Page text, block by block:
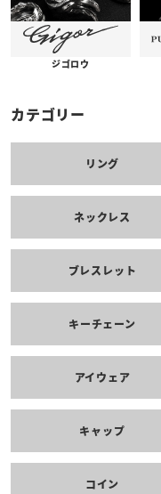
ジゴロウ
カテゴリー
リング
ネックレス
ブレスレット
キーチェーン
アイウェア
キャップ
コイン